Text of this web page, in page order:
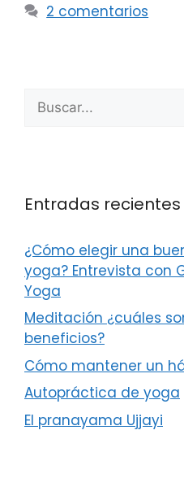
2 comentarios
Entradas recientes
¿Cómo elegir una
yoga? Entrevista con
Yoga
Meditación ¿cuáles
beneficios?
Cómo mantener un
Autopráctica de yoga
El pranayama Ujjayi